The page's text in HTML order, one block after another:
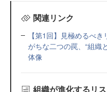
関連リンク
【第1回】見極めるべ
がちな二つの罠、“組織
体像
組織が進化するリ